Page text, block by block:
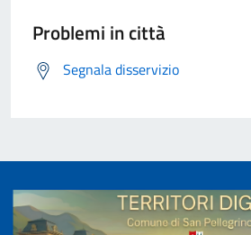
Problemi in città
Segnala disservizio